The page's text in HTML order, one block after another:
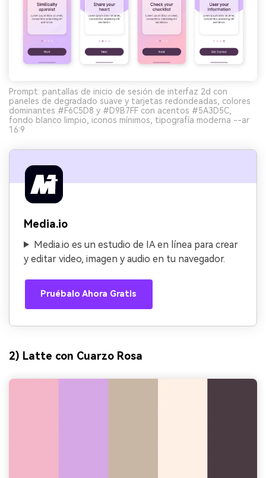
Prompt: pantallas de inicio de sesión de interfaz 2d con
paneles de degradado suave y tarjetas redondeadas, colores
dominantes #F6C5D8 y #D9B7FF con acentos #5A3D5C,
fondo blanco limpio, iconos mínimos, tipografía moderna --ar
16:9
Media.io
Media.io es un estudio de IA en línea para crear
y editar video, imagen y audio en tu navegador.
Pruébalo Ahora Gratis
2) Latte con Cuarzo Rosa